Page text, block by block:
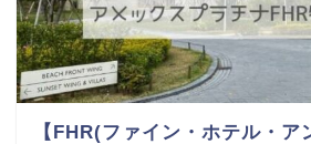
【FHR(ファイン・ホテル・ア